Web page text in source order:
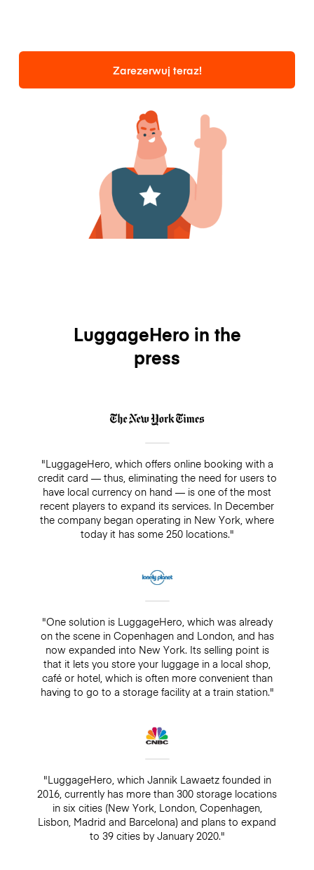
Zarezerwuj teraz!
LuggageHero in the
press
"LuggageHero, which offers online booking with a
credit card — thus, eliminating the need for users to
have local currency on hand — is one of the most
recent players to expand its services. In December
the company began operating in New York, where
today it has some 250 locations."
"One solution is LuggageHero, which was already
on the scene in Copenhagen and London, and has
now expanded into New York. Its selling point is
that it lets you store your luggage in a local shop,
café or hotel, which is often more convenient than
having to go to a storage facility at a train station."
"LuggageHero, which Jannik Lawaetz founded in
2016, currently has more than 300 storage locations
in six cities (New York, London, Copenhagen,
Lisbon, Madrid and Barcelona) and plans to expand
to 39 cities by January 2020."